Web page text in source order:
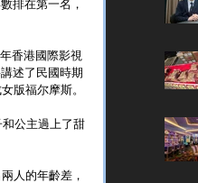
排在第一名，
香港國際影視
述了民國時期
版福尔摩斯。
公主過上了甜
人的年齡差，